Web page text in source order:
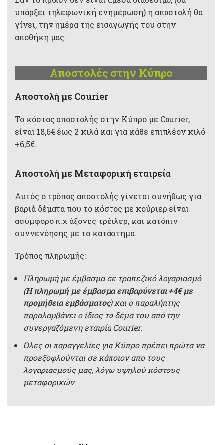
υπάρξει τηλεφωνική ενημέρωση) η αποστολή θα
γίνει, την ημέρα της εισαγωγής του στην
αποθήκη μας.
Αποστολές στην Κύπρο
Aποστολή με Courier
Το κόστος αποστολής στην Κύπρο με Courier,
είναι 18,6€ έως 2 κιλά και για κάθε επιπλέον κιλό
+6,5€.
Αποστολή με Μεταφορική εταιρεία
Αυτός ο τρόπος αποστολής γίνεται συνήθως για
βαριά δέματα που το κόστος με κούριερ είναι
ασύμφορο π.χ άξονες τρέιλερ, και κατόπιν
συννενόησης με το κατάστημα.
Τρόπος πληρωμής:
Πληρωμή με έμβασμα σε τραπεζικό λογαριασμό
(Η πληρωμή με έμβασμα επιβαρύνεται +4€ με
προμήθεια εμβάσματος) και ο παραλήπτης
παραλαμβάνει ο ίδιος το δέμα του από την
συνεργαζόμενη εταιρία Courier.
Όλες οι παραγγελίες για Κύπρο πρέπει πρώτα να
προεξοφλούνται σε κάποιον απο τους
λογαριασμούς μας, λόγω υψηλού κόστους
μεταφορικών